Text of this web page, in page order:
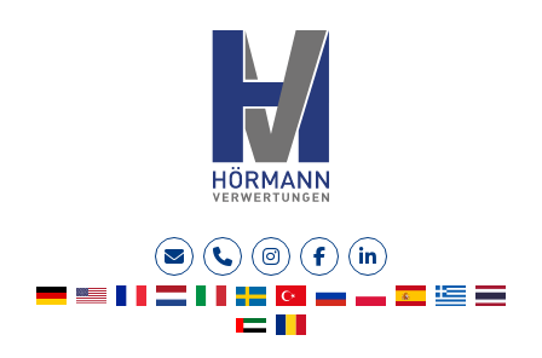
E-MailTelefoninstagramfacebooklinkedin